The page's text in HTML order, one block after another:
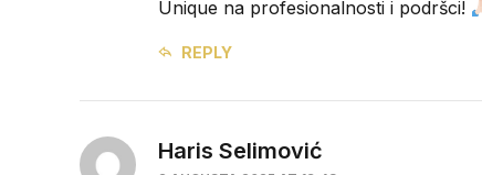
Unique na profesionalnosti i podršci!
REPLY
Haris Selimović